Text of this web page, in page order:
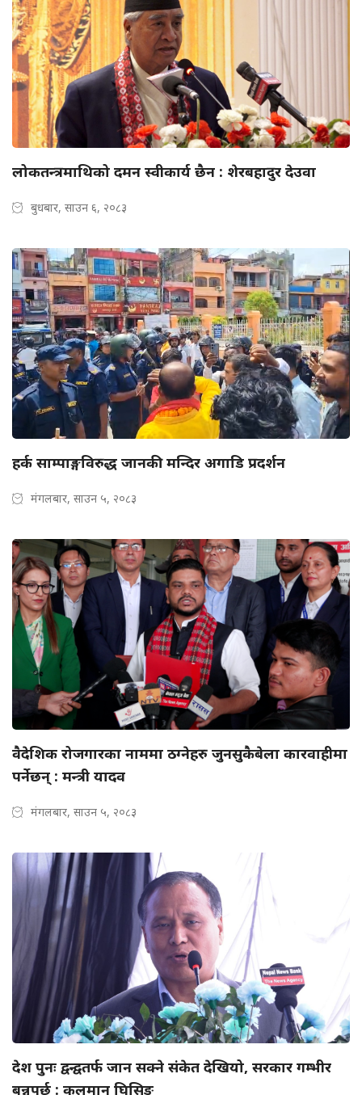
लोकतन्त्रमाथिको दमन स्वीकार्य छैन : शेरबहादुर देउवा
बुधबार, साउन ६, २०८३
हर्क साम्पाङ्गविरुद्ध जानकी मन्दिर अगाडि प्रदर्शन
मंगलबार, साउन ५, २०८३
वैदेशिक रोजगारका नाममा ठग्नेहरु जुनसुकैबेला कारवाहीमा
पर्नेछन् : मन्त्री यादव
मंगलबार, साउन ५, २०८३
देश पुनः द्वन्द्वतर्फ जान सक्ने संकेत देखियो, सरकार गम्भीर
बन्नुपर्छ : कुलमान घिसिङ